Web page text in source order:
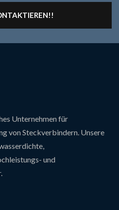
Unternehmen für
von Steckverbindern. Unsere
und